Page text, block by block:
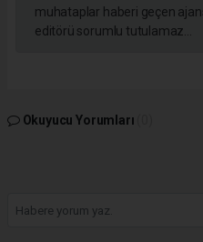
muhataplar haberi geçen
editörü sorumlu tutulamaz...
Okuyucu Yorumları